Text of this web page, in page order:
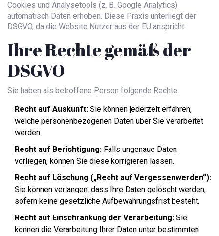
Cookies und Analysetools (z. B. Google Analytics)
automatisch Daten erhoben. Diese Praxis unterliegt der
DSGVO, da die Website Nutzer aus der EU anspricht.
Ihre Rechte gemäß der
DSGVO
Sie haben als betroffene Person folgende Rechte:
Recht auf Auskunft: Sie können jederzeit erfahren,
welche personenbezogenen Daten über Sie verarbeitet
werden.
Recht auf Berichtigung: Falls ungenaue Daten
vorliegen, können Sie diese korrigieren lassen.
Recht auf Löschung („Recht auf Vergessenwerden“):
Sie können verlangen, dass Ihre Daten gelöscht werden,
sofern keine gesetzliche Aufbewahrungsfrist besteht.
Recht auf Einschränkung der Verarbeitung: Sie
können die Verarbeitung Ihrer Daten unter bestimmten